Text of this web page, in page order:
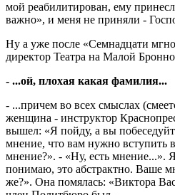
мой реабилитирован, ему
важно», и меня не приняли -
Ну а уже после «Семнадцати
директор Театра на Малой
- ...ой, плохая какая фамилия...
- ...причем во всех смыслах
женщина - инструктор
вышел: «Я пойду, а вы
мнение, что вам нужно вступить
мнение?». - «Ну, есть мнение...».
понимаю, это абстрактно. Ваше
же?». Она помялась: «Виктора